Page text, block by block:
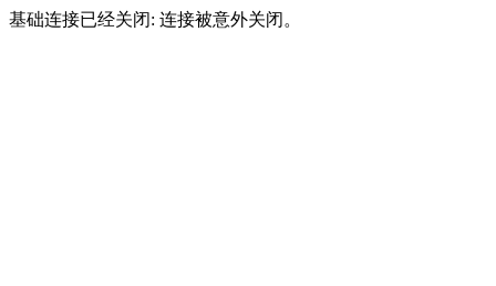
基础连接已经关闭: 连接被意外关闭。